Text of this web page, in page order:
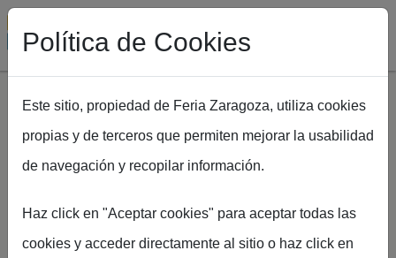
Pasar al contenido principal
alta participación
Política de Cookies
Este sitio, propiedad de Feria Zaragoza, utiliza cookies
propias y de terceros que permiten mejorar la usabilidad
de navegación y recopilar información.
Haz click en "Aceptar cookies" para aceptar todas las
cookies y acceder directamente al sitio o haz click en